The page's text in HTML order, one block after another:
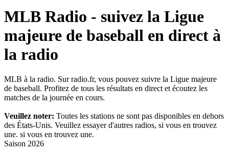
MLB Radio - suivez la Ligue
majeure de baseball en direct à
la radio
MLB à la radio. Sur radio.fr, vous pouvez suivre la Ligue majeure
de baseball. Profitez de tous les résultats en direct et écoutez les
matches de la journée en cours.
Veuillez noter: Toutes les stations ne sont pas disponibles en dehors
des États-Unis. Veuillez essayer d'autres radios, si vous en trouvez
une. si vous en trouvez une.
Saison 2026